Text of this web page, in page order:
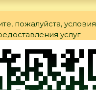
пожалуйста, условия
услуг